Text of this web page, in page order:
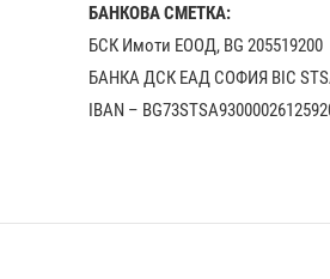
БАНКОВА СМЕТКА:
БСК Имоти ЕООД, BG 205519200
БАНКА ДСК EАД СОФИЯ BIC
IBAN –